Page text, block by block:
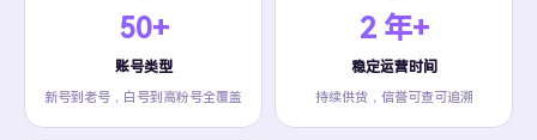
50+
账号类型
新号到老号，白号到高粉号全覆盖
2 年+
稳定运营时间
持续供货，信誉可查可追溯